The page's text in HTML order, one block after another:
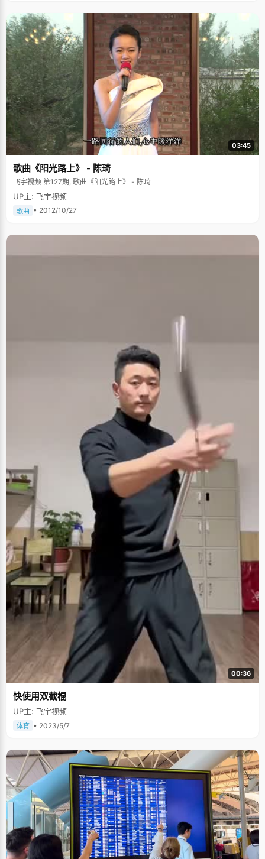
03:45
歌曲《阳光路上》 - 陈琦
飞宇视频 第127期, 歌曲《阳光路上》 - 陈琦
UP主: 飞宇视频
歌曲 • 2012/10/27
00:36
快使用双截棍
UP主: 飞宇视频
体育 • 2023/5/7